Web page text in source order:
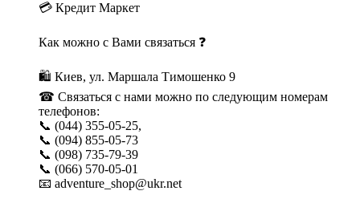
💳 Кредит Маркет
Как можно с Вами связаться ❓
🛍 Киев, ул. Маршала Тимошенко 9
☎ Связаться с нами можно по следующим номерам
телефонов:
📞 (044) 355-05-25,
📞 (094) 855-05-73
📞 (098) 735-79-39
📞 (066) 570-05-01
📧 adventure_shop@ukr.net